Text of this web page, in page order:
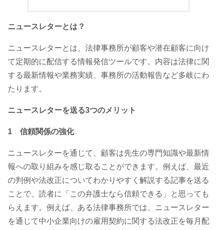
ニュースレターとは？
ニュースレターとは、法律事務所が顧客や潜在顧客に向け
て定期的に配信する情報発信ツールです。内容は法律に関
する最新情報や業務実績、事務所の活動報告など多岐にわ
たります。
ニュースレターを送る3つのメリット
1 信頼関係の強化
ニュースレターを通じて、顧客は先生の専門知識や最新情
報への取り組みを感じ取ることができます。例えば、最近
の判例や法改正についてわかりやすく解説する記事を送る
ことで、読者に「この弁護士なら信頼できる」と思っても
らえます。例えば、ある法律事務所では、ニュースレター
を通じて中小企業向けの雇用契約に関する法改正を毎月配